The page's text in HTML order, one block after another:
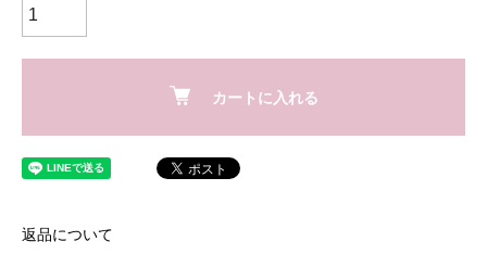
カートに入れる
返品について